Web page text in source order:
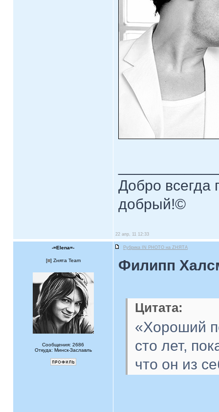
Добро всегда
добрый!©
22 апр, 11 12:33
-=Elena=- Рубрика IN PHOTO на ZНЯТА
[ ] Zнята Team
Сообщения: 2686
Откуда: Минск-Заславль
Филипп
Цитата:
«Хороший
сто лет,
что он из